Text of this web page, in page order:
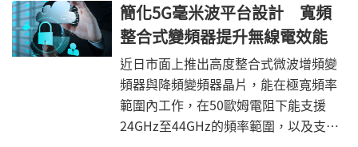
網路功能虛擬化的經驗，該實驗室能為
客製化客戶所需環境，以釐清效能瓶頸
並產出效能報告。另外，儘管
Kubernetes已是為目前主流的虛擬化容
器技術，但現有Kubernetes仍略顯不
足，工研院團隊亦整合其他專案並加強
簡化5G毫米波平台設計 寬頻
整合式變頻器提升無線電效能
近日市面上推出高度整合式微波增頻變
頻器與降頻變頻器晶片，能在極寬頻率
範圍內工作，在50歐姆電阻下能支援
24GHz至44GHz的頻率範圍，以及支援